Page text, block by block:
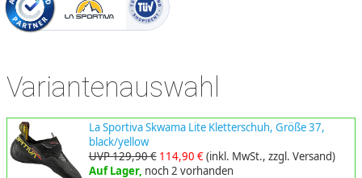
Variantenauswahl
La Sportiva Skwama Lite Kletterschuh, Größe 37,
black/yellow
UVP 129,90 € 114,90 €(inkl. MwSt., zzgl. Versand)
Auf Lager, noch 2 vorhanden